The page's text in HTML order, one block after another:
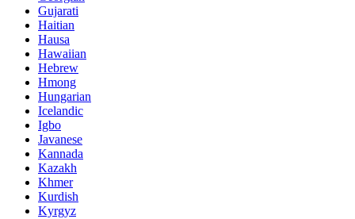
Gujarati
Haitian
Hausa
Hawaiian
Hebrew
Hmong
Hungarian
Icelandic
Igbo
Javanese
Kannada
Kazakh
Khmer
Kurdish
Kyrgyz